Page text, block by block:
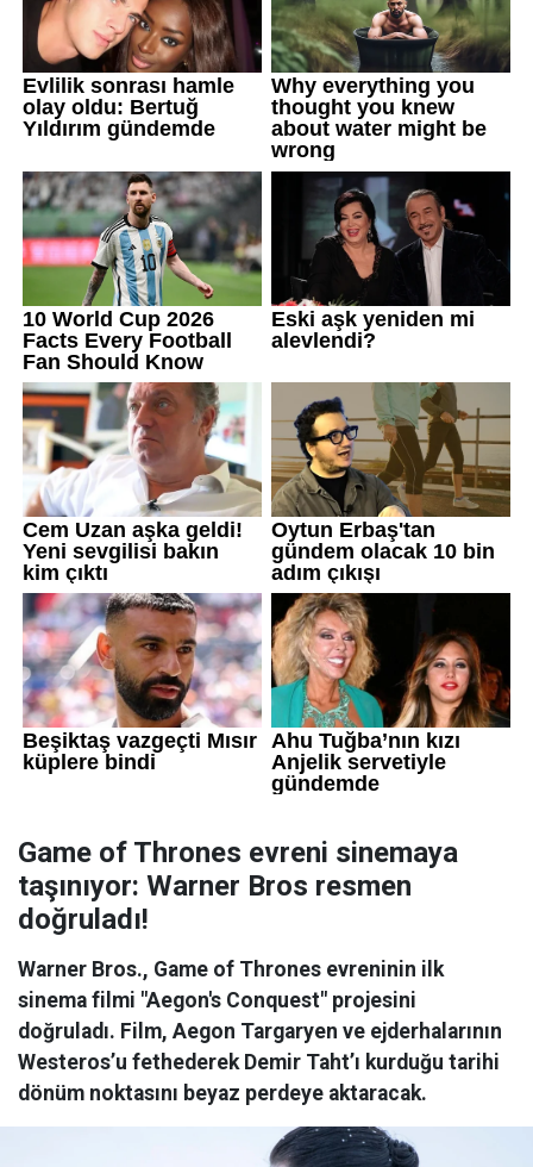
Game of Thrones evreni sinemaya
taşınıyor: Warner Bros resmen
doğruladı!
Warner Bros., Game of Thrones evreninin ilk
sinema filmi "Aegon's Conquest" projesini
doğruladı. Film, Aegon Targaryen ve ejderhalarının
Westeros’u fethederek Demir Taht’ı kurduğu tarihi
dönüm noktasını beyaz perdeye aktaracak.